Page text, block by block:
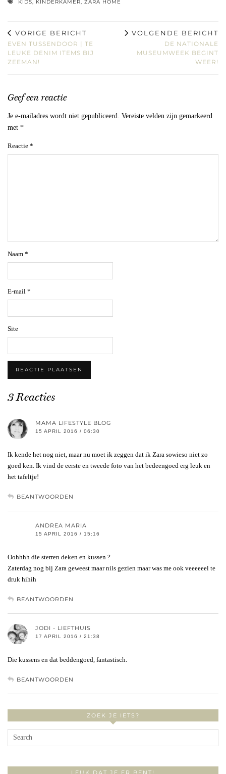
KIDS, KINDERKAMER, ZARA HOME
VORIGE BERICHT
EVEN TUSSENDOOR | TE
LEUKE DENIM ITEMS BIJ
ZEEMAN!
VOLGENDE BERICHT
DE NATIONALE
MUSEUMWEEK BEGINT
WEER!
Geef een reactie
Je e-mailadres wordt niet gepubliceerd. Vereiste velden zijn gemarkeerd
met *
Reactie *
Naam *
E-mail *
Site
3 Reacties
MAMA LIFESTYLE BLOG
15 APRIL 2016 / 06:30
Ik kende het nog niet, maar nu moet ik zeggen dat ik Zara sowieso niet zo
goed ken. Ik vind de eerste en tweede foto van het bedeengoed erg leuk en
het tafeltje!
BEANTWOORDEN
ANDREA MARIA
15 APRIL 2016 / 15:16
Oohhhh die sterren deken en kussen ?
Zaterdag nog bij Zara geweest maar nils gezien maar was me ook veeeeeel te
druk hihih
BEANTWOORDEN
JODI - LIEFTHUIS
17 APRIL 2016 / 21:38
Die kussens en dat beddengoed, fantastisch.
BEANTWOORDEN
ZOEK JE IETS?
LEUK DAT JE ER BENT!